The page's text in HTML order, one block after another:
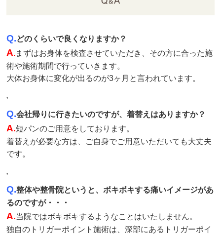
Q.どのくらいで良くなりますか？
A.まずはお身体を検査させていただき、その方に合った施
術や施術期間で行っていきます。
大体お身体に変化が出るのが3ヶ月と言われています。
,
Q.会社帰りに行きたいのですが、着替えはありますか？
A.短パンのご用意をしております。
着替えが必要な方は、ご自身でご用意いただいても大丈夫
です。
,
Q.整体や整骨院というと、ボキボキする痛いイメージがあ
るのですが・・・
A.当院ではボキボキするようなことはいたしません。
独自のトリガーポイント施術は、深部にあるトリガーポイ